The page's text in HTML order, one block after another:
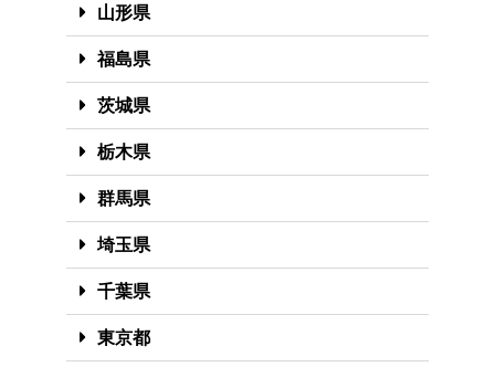
山形県
福島県
茨城県
栃木県
群馬県
埼玉県
千葉県
東京都